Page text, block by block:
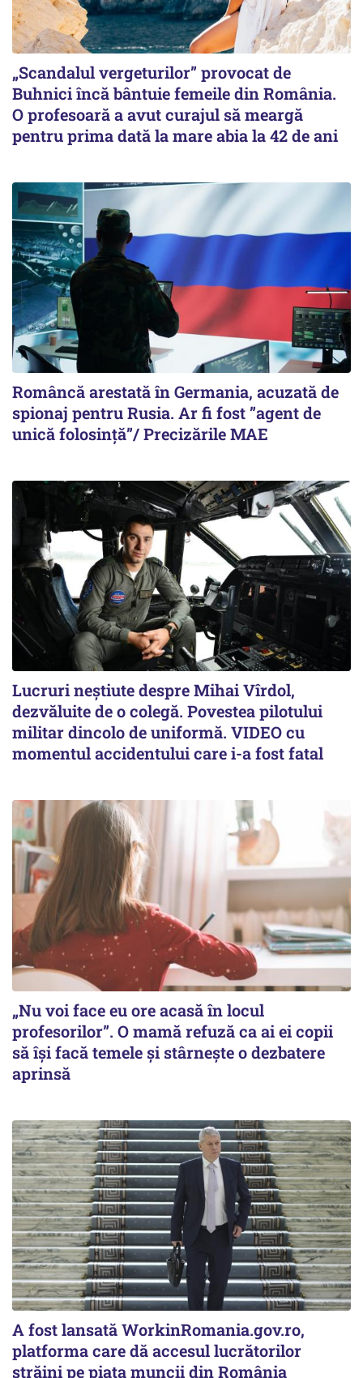
„Scandalul vergeturilor” provocat de
Buhnici încă bântuie femeile din România.
O profesoară a avut curajul să meargă
pentru prima dată la mare abia la 42 de ani
Româncă arestată în Germania, acuzată de
spionaj pentru Rusia. Ar fi fost ”agent de
unică folosință”/ Precizările MAE
Lucruri neștiute despre Mihai Vîrdol,
dezvăluite de o colegă. Povestea pilotului
militar dincolo de uniformă. VIDEO cu
momentul accidentului care i-a fost fatal
„Nu voi face eu ore acasă în locul
profesorilor”. O mamă refuză ca ai ei copii
să își facă temele și stârnește o dezbatere
aprinsă
A fost lansată WorkinRomania.gov.ro,
platforma care dă accesul lucrătorilor
străini pe piața muncii din România